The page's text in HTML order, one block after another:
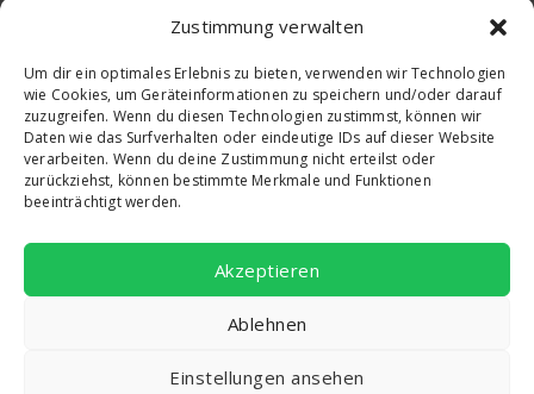
Zustimmung verwalten
Um dir ein optimales Erlebnis zu bieten, verwenden wir Technologien
wie Cookies, um Geräteinformationen zu speichern und/oder darauf
zuzugreifen. Wenn du diesen Technologien zustimmst, können wir
Daten wie das Surfverhalten oder eindeutige IDs auf dieser Website
verarbeiten. Wenn du deine Zustimmung nicht erteilst oder
zurückziehst, können bestimmte Merkmale und Funktionen
beeinträchtigt werden.
Akzeptieren
Ablehnen
Einstellungen ansehen
Sustainable SCM
Verantwortung Vortrag Win-Win-Loops
Workshop